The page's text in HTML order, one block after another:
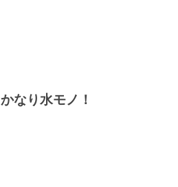
かなり水モノ！